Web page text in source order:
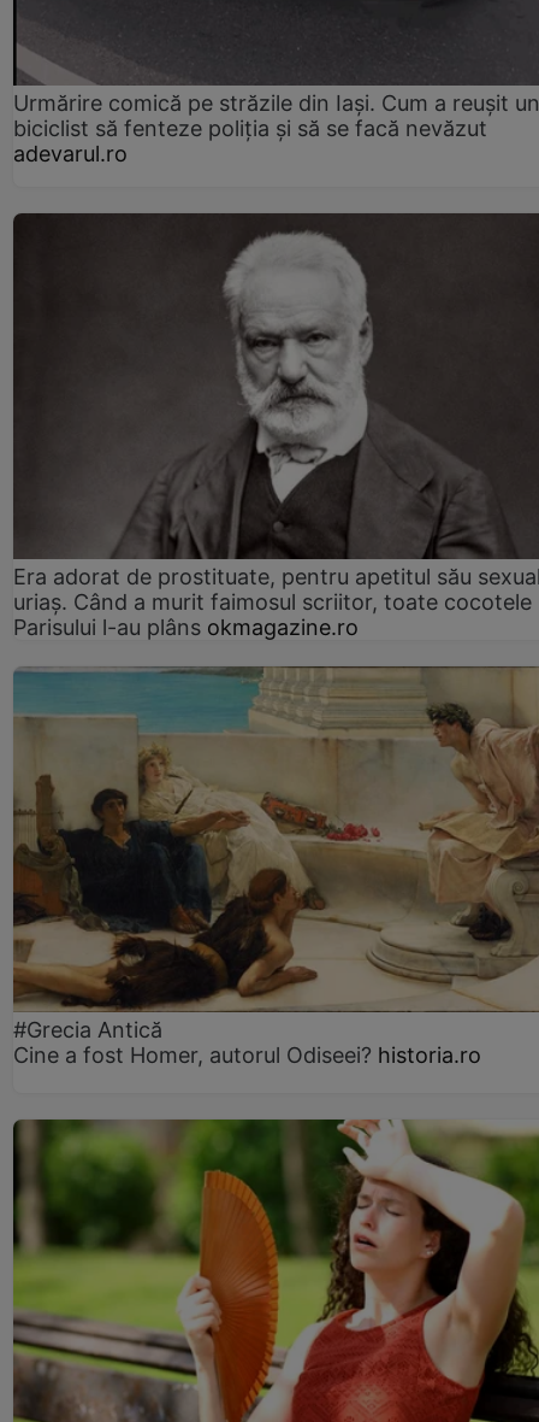
Urmărire comică pe străzile din Iași. Cum a reușit un
biciclist să fenteze poliția și să se facă nevăzut
adevarul.ro
Era adorat de prostituate, pentru apetitul său
uriaș. Când a murit faimosul scriitor, toate cocotele
Parisului l-au plâns okmagazine.ro
#Grecia Antică
Cine a fost Homer, autorul Odiseei? historia.ro